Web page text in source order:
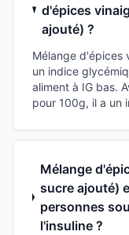
d'épices
ajouté) ?
Mélange d'épices
un indice
aliment à IG bas.
pour 100g, il a un
Mélange
sucre ajouté)
personnes
l'insuline ?